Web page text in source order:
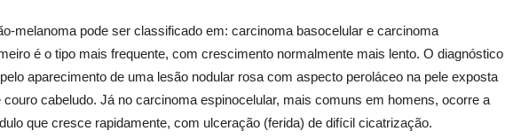
melanoma pode ser classificado em: carcinoma basocelular e carcinoma
é o tipo mais frequente, com crescimento normalmente mais lento. O diagnóstico
aparecimento de uma lesão nodular rosa com aspecto peroláceo na pele exposta
cabeludo. Já no carcinoma espinocelular, mais comuns em homens, ocorre a
que cresce rapidamente, com ulceração (ferida) de difícil cicatrização.